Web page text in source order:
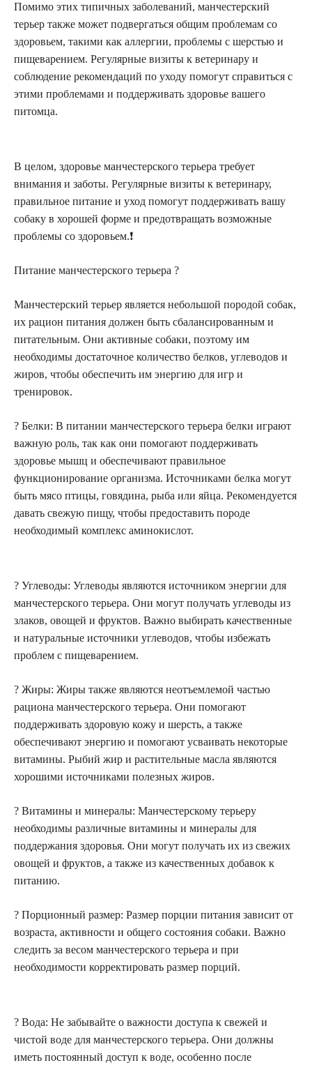
Помимо этих типичных заболеваний, манчестерский
терьер также может подвергаться общим проблемам со
здоровьем, такими как аллергии, проблемы с шерстью и
пищеварением. Регулярные визиты к ветеринару и
соблюдение рекомендаций по уходу помогут справиться с
этими проблемами и поддерживать здоровье вашего
питомца.
В целом, здоровье манчестерского терьера требует
внимания и заботы. Регулярные визиты к ветеринару,
правильное питание и уход помогут поддерживать вашу
собаку в хорошей форме и предотвращать возможные
проблемы со здоровьем.❗️
Питание манчестерского терьера ?
Манчестерский терьер является небольшой породой собак,
их рацион питания должен быть сбалансированным и
питательным. Они активные собаки, поэтому им
необходимы достаточное количество белков, углеводов и
жиров, чтобы обеспечить им энергию для игр и
тренировок.
? Белки: В питании манчестерского терьера белки играют
важную роль, так как они помогают поддерживать
здоровье мышц и обеспечивают правильное
функционирование организма. Источниками белка могут
быть мясо птицы, говядина, рыба или яйца. Рекомендуется
давать свежую пищу, чтобы предоставить породе
необходимый комплекс аминокислот.
? Углеводы: Углеводы являются источником энергии для
манчестерского терьера. Они могут получать углеводы из
злаков, овощей и фруктов. Важно выбирать качественные
и натуральные источники углеводов, чтобы избежать
проблем с пищеварением.
? Жиры: Жиры также являются неотъемлемой частью
рациона манчестерского терьера. Они помогают
поддерживать здоровую кожу и шерсть, а также
обеспечивают энергию и помогают усваивать некоторые
витамины. Рыбий жир и растительные масла являются
хорошими источниками полезных жиров.
? Витамины и минералы: Манчестерскому терьеру
необходимы различные витамины и минералы для
поддержания здоровья. Они могут получать их из свежих
овощей и фруктов, а также из качественных добавок к
питанию.
? Порционный размер: Размер порции питания зависит от
возраста, активности и общего состояния собаки. Важно
следить за весом манчестерского терьера и при
необходимости корректировать размер порций.
? Вода: Не забывайте о важности доступа к свежей и
чистой воде для манчестерского терьера. Они должны
иметь постоянный доступ к воде, особенно после